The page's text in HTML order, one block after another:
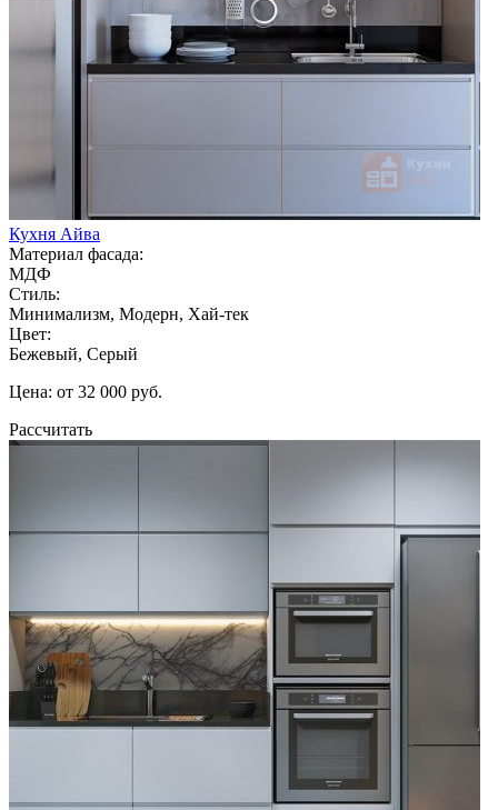
Кухня Айва
Материал фасада:
МДФ
Стиль:
Минимализм, Модерн, Хай-тек
Цвет:
Бежевый, Серый
Цена: от 32 000 руб.
Рассчитать